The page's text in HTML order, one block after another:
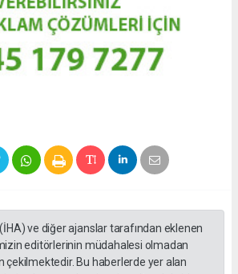
ve diğer ajanslar tarafından eklenen
editörlerinin müdahalesi olmadan
çekilmektedir. Bu haberlerde yer alan